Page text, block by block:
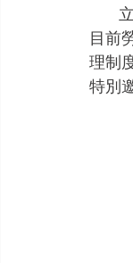
目前
理制
特別